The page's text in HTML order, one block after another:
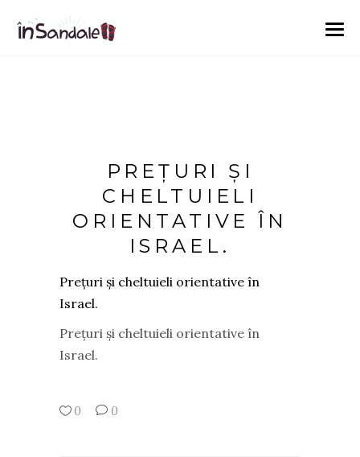
PREȚURI ȘI
CHELTUIELI
ORIENTATIVE ÎN
ISRAEL.
Prețuri și cheltuieli orientative în
Israel.
Prețuri și cheltuieli orientative în
Israel.
0 0